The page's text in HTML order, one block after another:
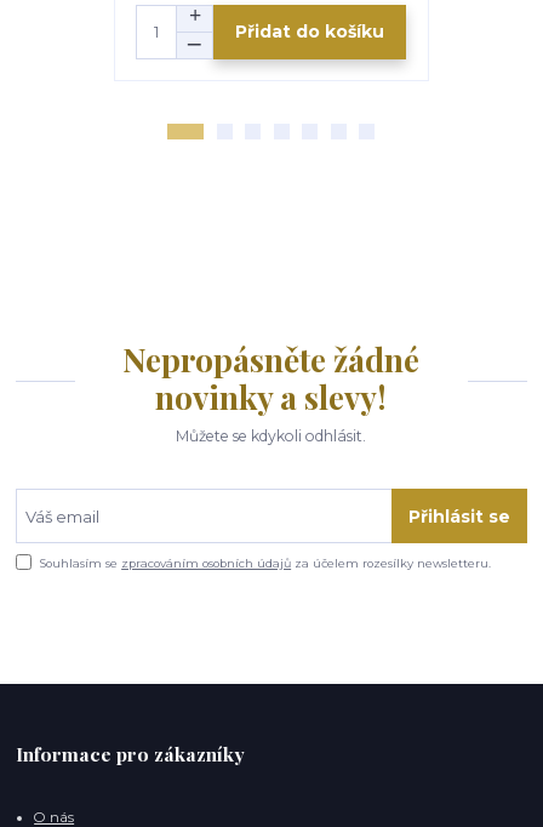
Přidat do košíku
Nepropásněte žádné
novinky a slevy!
Můžete se kdykoli odhlásit.
Přihlásit se
Souhlasím se zpracováním osobních údajů za účelem rozesílky newsletteru.
Informace pro zákazníky
O nás